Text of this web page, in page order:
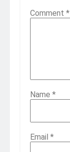
Comment *
Name *
Email *